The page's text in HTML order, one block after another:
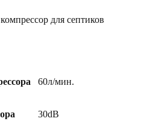
для септиков
60л/мин.
30dB